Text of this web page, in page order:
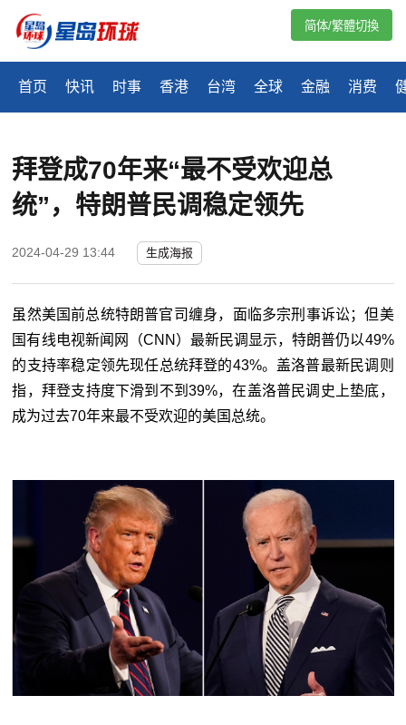
首页 快讯 时事 香港 台湾 全球 金融 消费
简体/繁體切換
拜登成70年来“最不受欢迎总
统”，特朗普民调稳定领先
2024-04-29 13:44 生成海报
虽然美国前总统特朗普官司缠身，面临多宗刑事诉讼；但美
国有线电视新闻网（CNN）最新民调显示，特朗普仍以49%
的支持率稳定领先现任总统拜登的43%。盖洛普最新民调则
指，拜登支持度下滑到不到39%，在盖洛普民调史上垫底，
成为过去70年来最不受欢迎的美国总统。